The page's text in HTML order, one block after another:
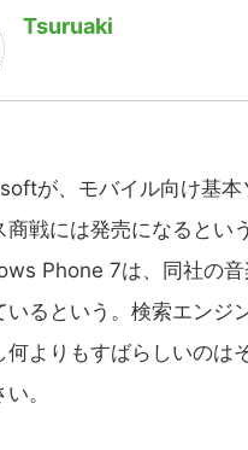
Tsuruaki
が、モバイル向け基
商戦には発売になるという
Phone 7は、同社の音
いるという。検索エンジ
よりもすばらしいのは
。